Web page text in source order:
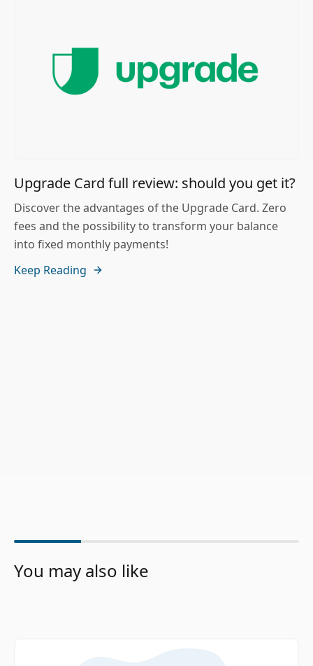
Upgrade Card full review: should you get it?
Discover the advantages of the Upgrade Card. Zero
fees and the possibility to transform your balance
into fixed monthly payments!
Keep Reading
You may also like